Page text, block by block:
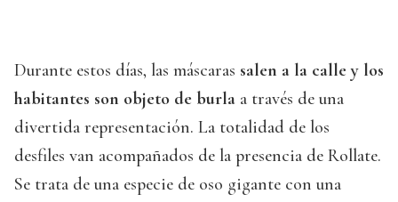
Durante estos días, las máscaras salen a la calle y los
habitantes son objeto de burla a través de una
divertida representación. La totalidad de los
desfiles van acompañados de la presencia de Rollate.
Se trata de una especie de oso gigante con una